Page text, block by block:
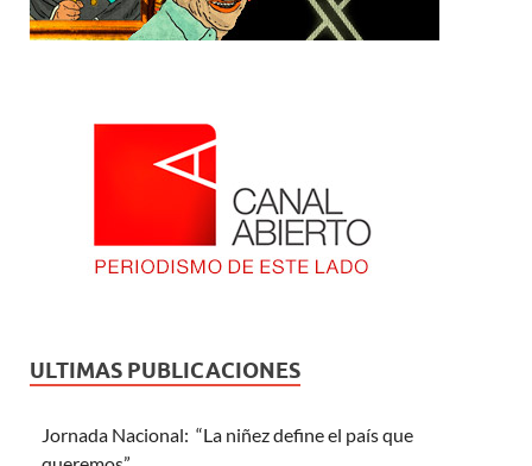
ULTIMAS PUBLICACIONES
Jornada Nacional: “La niñez define el país que